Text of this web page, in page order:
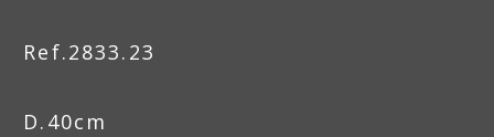
Ref.2833.23
D.40cm